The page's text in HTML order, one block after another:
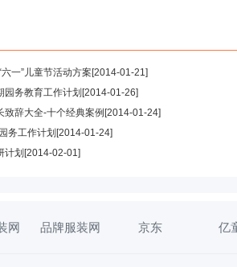
一”儿童节活动方案 [2014-01-21]
园务教育工作计划 [2014-01-26]
致辞大全-十个经典案例 [2014-01-24]
务工作计划 [2014-01-24]
计划 [2014-02-01]
网 品牌服装网 京东 亿